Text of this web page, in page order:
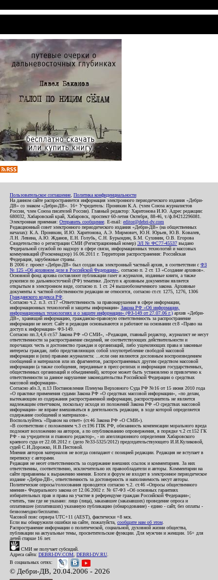
Пользовательское соглашение Политика конфиденциальности
На данном сайте распространяется информация электронного периодического издания «Дебри-
ДВ» со знаком «Дебри-ДВ». 16+ Учредитель: Пронякин К.А. (член Союза журналистов
России, член Союза писателей России). Главный редактор: Харитонова И.Ю. Адрес редакции:
680032, Хабаровский край, Хабаровск, проспект 60-летия Октября, 88-46, т./ф.84212296081.
Электронная приемная: Отправить сообщение . E-mail: editor@debri-dv.com
Редакционный совет электронного периодического издания «Дебри-ДВ» (на общественных
началах): К.А. Пронякин, И.Ю. Харитонова, А.Э. Мирмович, Ю.Н. Юрьев, Ю.В. Ковалев,
Л.Н. Левина, А.Ю. Жданов, Е.Н. Голубь, С.Н. Бурындин, Б.М. Сухинин, О.В. Егорова
Свидетельство о регистрации СМИ (Регистрационный номер) ЭЛ № ФС77-45537 выдано
Федеральной службой по надзору в сфере связи, информационных технологий и массовых
коммуникаций (Роскомнадзор) 16.06.2011 г. Территория распространения: Российская
Федерация, зарубежные страны.
В 2006 г. проект «Дебри-ДВ» был создан как электронный частный архив, в соответствии с ФЗ
№ 125 «Об архивном деле в Российской Федерации» , согласно п. 2 ст. 13 «Создание архивов».
Основной фонд архива составляют публикации газет и журналов, изданные книги, а также
рукописи по дальневосточной (РФ) тематике. Доступ к архивным документам является
открытым в электронном виде, согласно п. 1 ст. 24 вышеобозначенного закона. Архивные
документы к частной собственности редакции не относятся, согласно ст.ст. 1275, 1276, 1306
Гражданского кодекса РФ
Согласно ч.2. п.3. ст.17 «Ответственность за правонарушения в сфере информации,
информационных технологий и защиты информации» Закона РФ «Об информации,
информационных технологиях и о защите информации» (ФЗ-149 от 27.07.06 г.) архив «Дебри-
ДВ», хранящий информацию, гражданско-правовую ответственность за распространение
информации не несет. Сайт и редакция основываются и работают на основании ст.8 «Право на
доступ к информации» ФЗ-149.
Согласно пп.3,4,6 ст.57 Закона РФ «О СМИ», «Редакция, главный редактор, журналист не несут
ответственности за распространение сведений, не соответствующих действительности и
порочащих честь и достоинство граждан и организаций, либо ущемляющих права и законные
интересы граждан, либо представляющих собой злоупотребление свободой массовой
информации и (или) правами журналиста: ...если они являются дословным воспроизведением
сообщений и материалов или их фрагментов, распространенных другим средством массовой
информации (а также сообщения, переданные в пресс-релизах и информация государственных,
общественных организаций и объединений), которое может быть установлено и привлечено к
ответственности за данное нарушение законодательства Российской Федерации о средствах
массовой информации».
Согласно абз.3, п.13 Постановления Пленума Верховного Суда РФ №16 от 15 июня 2010 года
«О практике применения судами Закона РФ «О средствах массовой информации», «по делам,
вытекающим из содержания распространенной информации, распространитель не является
надлежащим ответчиком, поскольку исходя из положений Закона РФ «О средствах массовой
информации» не вправе вмешиваться в деятельность редакции, в ходе которой определяется
содержание сообщений и материалов».
Воспользуйтесь «Правом на ответ» (ст.46 Закона РФ «О СМИ»).
«В соответствии с положением ч.3 ст.196 ГПК РФ, обязанность компенсации морального вреда
подлежит возложению на авторов, а по опубликованию опровержения, в порядке ч.2 ст.152 ГК
РФ - на учредителя и главного редактор», - из апелляционного определения Хабаровского
краевого суда от 22.08.2012 г. (дело №33-5325/2012) председательствующего И.И.Куликовой,
судей С.И.Дорожко, Н.В.Пестовой.
Мнения авторов материалов не всегда совпадают с позицией редакции. Редакция не вступает в
переписку с авторами.
Редакция не несет ответственность за содержание внешних ссылок и комментариев. За них
ответственны, соответственно, исключительно их правообладатели и авторы. Комментарии на
сайте приравнены к выражению мнения. Блоги и форум не входят в электронное периодическое
издание «Дебри-ДВ», ответственность за достоверность и наполняемость несут авторы.
Политические опросы/голосования проводятся согласно ч.2. ст.46 «Опросы общественного
мнения» Федерального закона от 12.06.2002 г. № 67-ФЗ «Об основных гарантиях
избирательных прав и права на участие в референдуме граждан Российской Федерации»;
считать, там где не указано: лицо (лица), заказавшее (заказавших) проведение опроса и
оплатившее (оплативших) указанную публикацию (обнародование) - едино - сайт, без оплаты -
безвозмездно/бесплатно.
Часовой пояс сервера UTC+11 (AEST), фактически +8 мск.
Если вы обнаружили ошибки на сайте, пожалуйста, сообщите нам об этом
Распространение информации о политической, социальной, духовной жизни общества,
публикации на актуальные темы, просветительские функции. Для мужчин и женщин. 16+ для
детей старше 16 лет.
СМИ не получает субсидий.
Адреса сайта: DEBRI-DV.COM DEBRI-DV.RU
В социальных сетях:
© Дебри-ДВ, 20.04.2006 - 2026